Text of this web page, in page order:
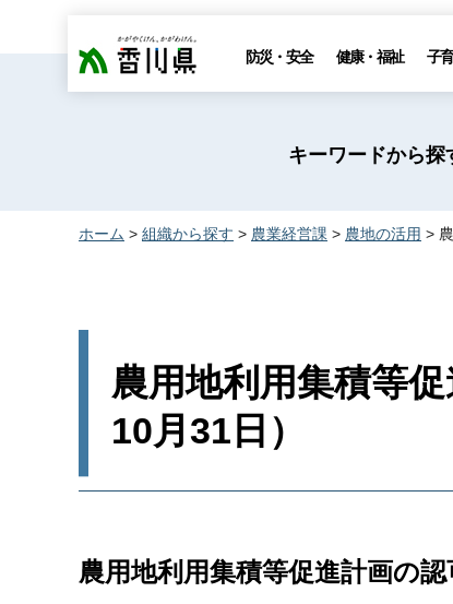
香川県 防災・安全 健康・福祉 子
キーワードから探
ホーム > 組織から探す > 農業経営課 > 農地の活用 >
農用地利用集積等
10月31日）
農用地利用集積等促進計画の